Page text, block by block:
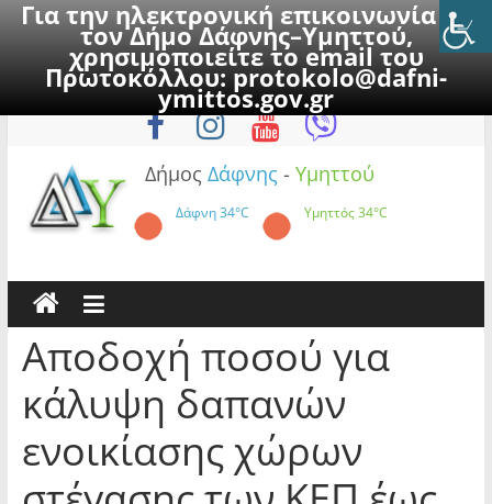
Για την ηλεκτρονική επικοινωνία με
τον Δήμο Δάφνης–Υμηττού,
χρησιμοποιείτε το email του
Πρωτοκόλλου:protokolo@dafni-
ymittos.gov.gr
to
Παρασκευή, 7 Αυγούστου 2026
Δήμος Δάφνης - Υμηττού
Δάφνη34°C Υμηττός34°C
Αποδοχή ποσού για
κάλυψη δαπανών
ενοικίασης χώρων